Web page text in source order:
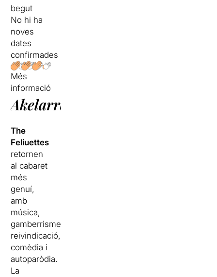
begut
No hi ha
noves
dates
confirmades
Més
informació
Akelarre
The
Feliuettes
retornen
al cabaret
més
genuí,
amb
música,
gamberrisme,
reivindicació,
comèdia i
autoparòdia.
La